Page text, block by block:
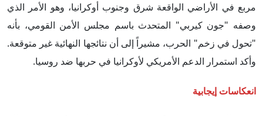
مربع في الأراضي الواقعة شرق وجنوب أوكرانيا، وهو الأمر الذي
وصفه "جون كيربي" المتحدث باسم مجلس الأمن القومي، بأنه
"تحول في زخم" الحرب، مشيراً إلى أن نتائجها النهائية غير متوقعة.
وأكد استمرار الدعم الأمريكي لأوكرانيا في حربها ضد روسيا.
انعكاسات إيجابية